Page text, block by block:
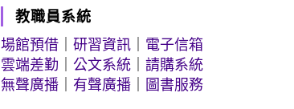
教職員系統
場館預借 ｜研習資訊
電子信箱
雲端差勤 ｜公文系統 ｜請購系統
無聲廣播
有聲廣播 圖書服務